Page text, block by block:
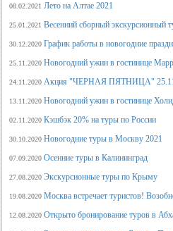
08.02.2021 Лето на Алтае 2021
25.01.2021 Весенний сборный экскурсионный
30.12.2020 График работы в новогодние
25.11.2020 Новогодний ужин в гостинице
24.11.2020 Акция "ЧЕРНАЯ ПЯТНИЦА"
13.11.2020 Новогодний ужин в гостинице
02.11.2020 Кэшбэк 20% на туры по России
30.10.2020 Новогодние туры в Москву 2021
07.09.2020 Осенние туры в Калининград
27.08.2020 Экскурсионные туры по Крыму
19.08.2020 Москва встречает туристов!
12.08.2020 Открыто бронирование туров в